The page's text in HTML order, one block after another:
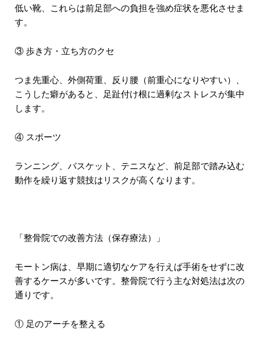
低い靴、これらは前足部への負担を強め症状を悪化させま
す。
③ 歩き方・立ち方のクセ
つま先重心、外側荷重、反り腰（前重心になりやすい）、
こうした癖があると、足趾付け根に過剰なストレスが集中
します。
④ スポーツ
ランニング、バスケット、テニスなど、前足部で踏み込む
動作を繰り返す競技はリスクが高くなります。
「整骨院での改善方法（保存療法）」
モートン病は、早期に適切なケアを行えば手術をせずに改
善するケースが多いです。整骨院で行う主な対処法は次の
通りです。
① 足のアーチを整える